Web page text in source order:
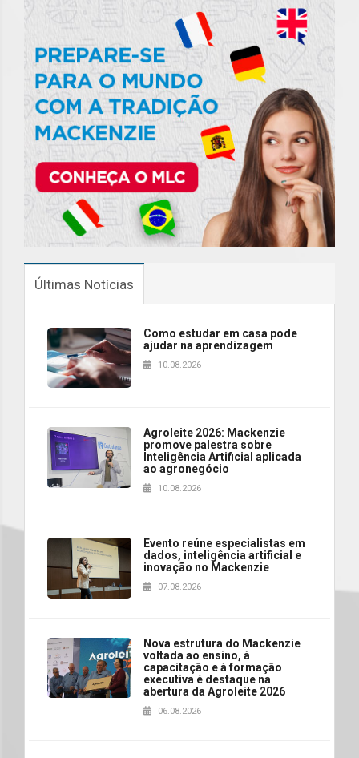
Últimas Notícias
Como estudar em casa pode
ajudar na aprendizagem
10.08.2026
Agroleite 2026: Mackenzie
promove palestra sobre
Inteligência Artificial aplicada
ao agronegócio
10.08.2026
Evento reúne especialistas em
dados, inteligência artificial e
inovação no Mackenzie
07.08.2026
Nova estrutura do Mackenzie
voltada ao ensino, à
capacitação e à formação
executiva é destaque na
abertura da Agroleite 2026
06.08.2026